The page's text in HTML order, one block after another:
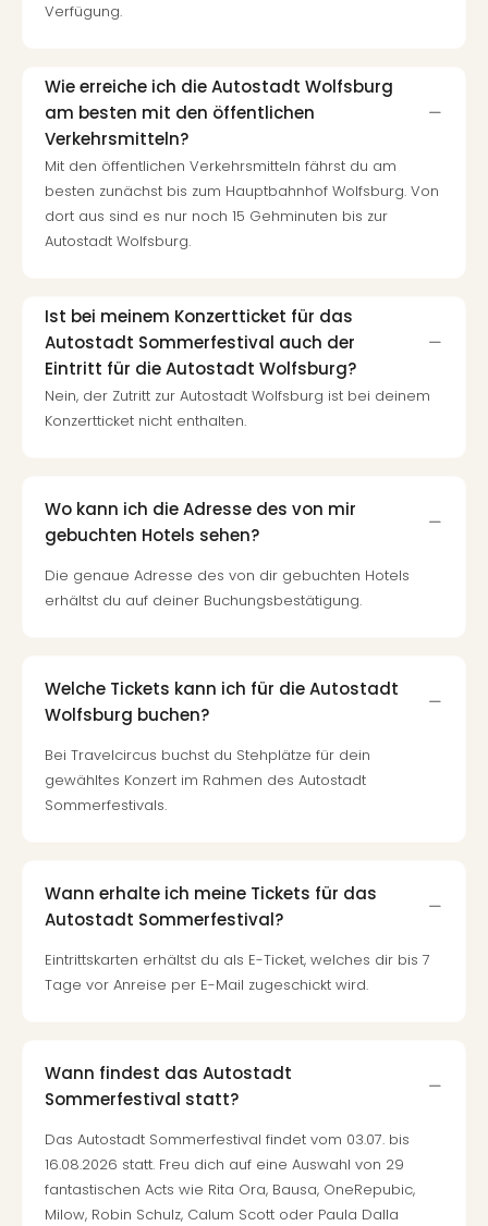
Verfügung.
Wie erreiche ich die Autostadt Wolfsburg
am besten mit den öffentlichen
Verkehrsmitteln?
Mit den öffentlichen Verkehrsmitteln fährst du am
besten zunächst bis zum Hauptbahnhof Wolfsburg. Von
dort aus sind es nur noch 15 Gehminuten bis zur
Autostadt Wolfsburg.
Ist bei meinem Konzertticket für das
Autostadt Sommerfestival auch der
Eintritt für die Autostadt Wolfsburg?
Nein, der Zutritt zur Autostadt Wolfsburg ist bei deinem
Konzertticket nicht enthalten.
Wo kann ich die Adresse des von mir
gebuchten Hotels sehen?
Die genaue Adresse des von dir gebuchten Hotels
erhältst du auf deiner Buchungsbestätigung.
Welche Tickets kann ich für die Autostadt
Wolfsburg buchen?
Bei Travelcircus buchst du Stehplätze für dein
gewähltes Konzert im Rahmen des Autostadt
Sommerfestivals.
Wann erhalte ich meine Tickets für das
Autostadt Sommerfestival?
Eintrittskarten erhältst du als E-Ticket, welches dir bis 7
Tage vor Anreise per E-Mail zugeschickt wird.
Wann findest das Autostadt
Sommerfestival statt?
Das Autostadt Sommerfestival findet vom 03.07. bis
16.08.2026 statt. Freu dich auf eine Auswahl von 29
fantastischen Acts wie Rita Ora, Bausa, OneRepubic,
Milow, Robin Schulz, Calum Scott oder Paula Dalla